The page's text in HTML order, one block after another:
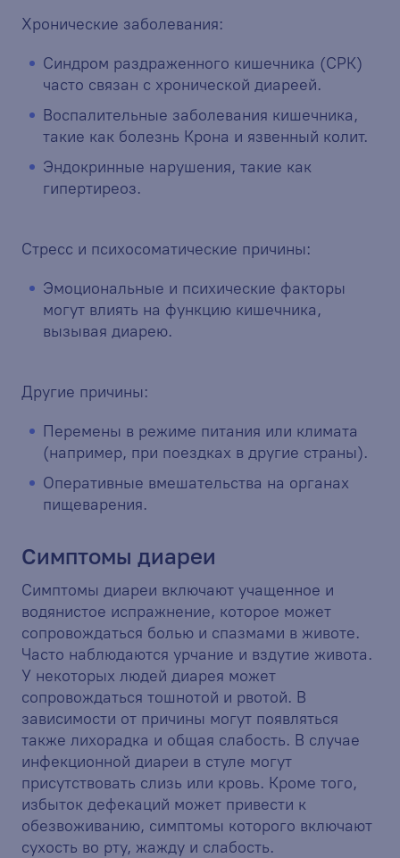
Хронические заболевания:
Синдром раздраженного кишечника (СРК)
часто связан с хронической диареей.
Воспалительные заболевания кишечника,
такие как болезнь Крона и язвенный колит.
Эндокринные нарушения, такие как
гипертиреоз.
Стресс и психосоматические причины:
Эмоциональные и психические факторы
могут влиять на функцию кишечника,
вызывая диарею.
Другие причины:
Перемены в режиме питания или климата
(например, при поездках в другие страны).
Оперативные вмешательства на органах
пищеварения.
Симптомы диареи
Симптомы диареи включают учащенное и
водянистое испражнение, которое может
сопровождаться болью и спазмами в животе.
Часто наблюдаются урчание и вздутие живота.
У некоторых людей диарея может
сопровождаться тошнотой и рвотой. В
зависимости от причины могут появляться
также лихорадка и общая слабость. В случае
инфекционной диареи в стуле могут
присутствовать слизь или кровь. Кроме того,
избыток дефекаций может привести к
обезвоживанию, симптомы которого включают
сухость во рту, жажду и слабость.